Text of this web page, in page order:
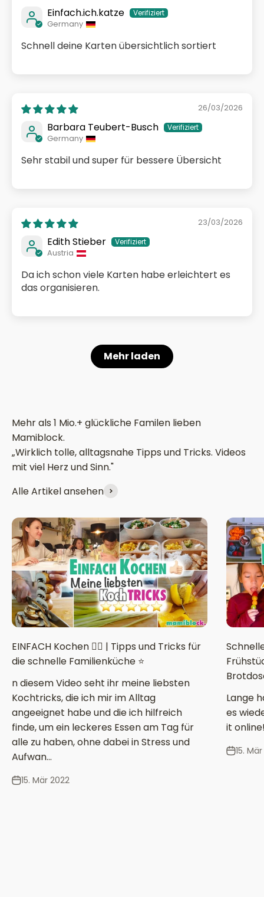
Einfach.ich.katze
Germany
Schnell deine Karten übersichtlich sortiert
26/03/2026
Barbara Teubert-Busch
Germany
Sehr stabil und super für bessere Übersicht
23/03/2026
Edith Stieber
Austria
Da ich schon viele Karten habe erleichtert es
das organisieren.
Mehr laden
„Wirklich tolle, alltagsnahe Tipps und Tricks. Videos
mit viel Herz und Sinn."
Alle Artikel ansehen
EINFACH Kochen 👌🏻 | Tipps und Tricks für
die schnelle Familienküche ⭐️
n diesem Video seht ihr meine liebsten
Kochtricks, die ich mir im Alltag
angeeignet habe und die ich hilfreich
finde, um ein leckeres Essen am Tag für
alle zu haben, ohne dabei in Stress und
Aufwan...
15. Mär 2022
Lange
es
it
15.